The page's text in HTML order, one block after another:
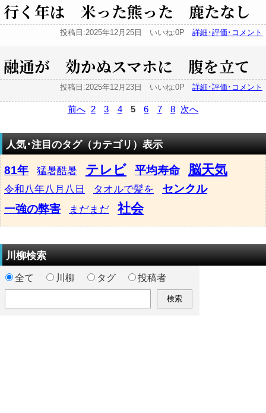
行く年は 米った熊った 鹿たなし
投稿日:2025年12月25日 いいね:0P 詳細･評価･コメント
融通が 効かぬスマホに 腹を立て
投稿日:2025年12月23日 いいね:0P 詳細･評価･コメント
前へ 2 3 4 5 6 7 8 次へ
人気･注目のタグ（カテゴリ）表示
81年 猛暑酷暑 テレビ 平均寿命 脳天気
令和八年八月八日 タオルで髪を
センクル
一強の弊害
まだまだ 社会
川柳検索
全て 川柳 タグ 投稿者